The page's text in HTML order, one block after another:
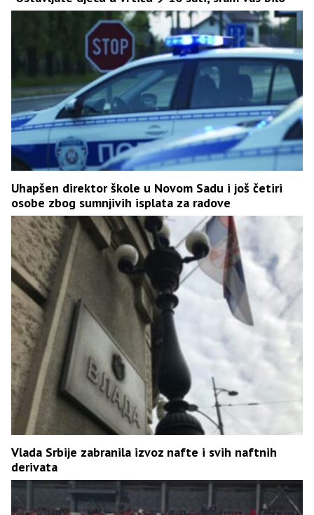
Uhapšen direktor škole u Novom Sadu i još četiri
osobe zbog sumnjivih isplata za radove
Vlada Srbije zabranila izvoz nafte i svih naftnih
derivata